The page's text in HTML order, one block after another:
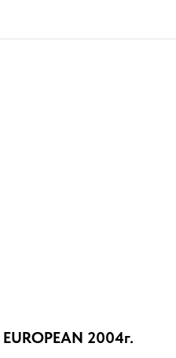
2004г.